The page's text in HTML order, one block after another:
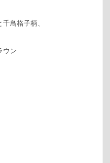
鳥格子柄、
ウン